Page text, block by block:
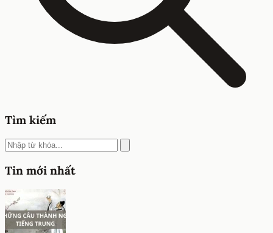
Tìm kiếm
Tin mới nhất